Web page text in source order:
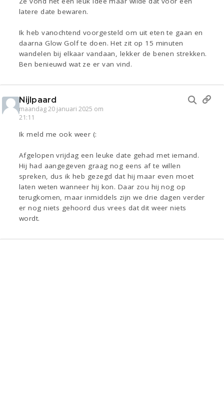
latere date bewaren.
Ik heb vanochtend voorgesteld om uit eten te gaan en
daarna Glow Golf te doen. Het zit op 15 minuten
wandelen bij elkaar vandaan, lekker de benen strekken.
Ben benieuwd wat ze er van vind.
Nijlpaard
maandag 20 januari 2025 om
21:11
Ik meld me ook weer (:
Afgelopen vrijdag een leuke date gehad met iemand.
Hij had aangegeven graag nog eens af te willen
spreken, dus ik heb gezegd dat hij maar even moet
laten weten wanneer hij kon. Daar zou hij nog op
terugkomen, maar inmiddels zijn we drie dagen verder
er nog niets gehoord dus vrees dat dit weer niets
wordt.